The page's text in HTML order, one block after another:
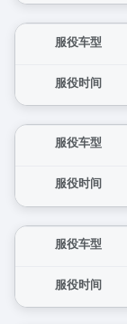
服役车型
服役时间
服役车型
服役时间
服役车型
服役时间